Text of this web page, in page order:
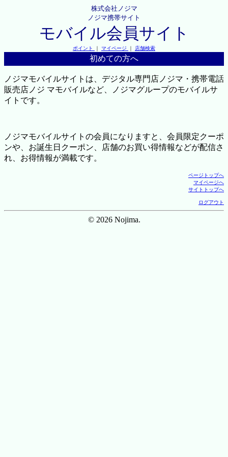
株式会社ノジマ
ノジマ携帯サイト
モバイル会員サイト
ポイント ｜ マイページ ｜ 店舗検索
初めての方へ
ノジマモバイルサイトは、デジタル専門店ノジマ・携帯電話
販売店ノジ マモバイルなど、ノジマグループのモバイルサ
イトです。
ノジマモバイルサイトの会員になりますと、会員限定クーポ
ンや、お誕生日クーポン、店舗のお買い得情報などが配信さ
れ、お得情報が満載です。
ページトップへ
マイページへ
サイトトップへ
ログアウト
© 2026 Nojima.